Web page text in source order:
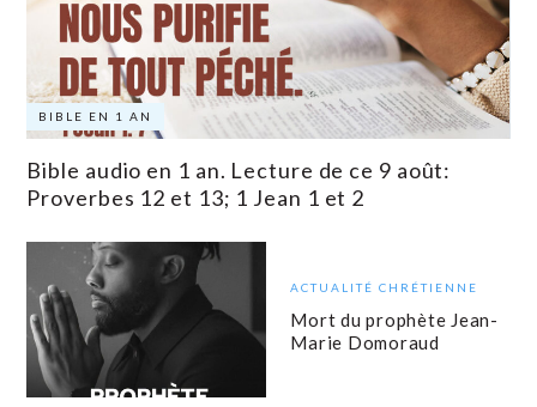
BIBLE EN 1 AN
Bible audio en 1 an. Lecture de ce 9 août:
Proverbes 12 et 13; 1 Jean 1 et 2
ACTUALITÉ CHRÉTIENNE
Mort du prophète Jean-
Marie Domoraud